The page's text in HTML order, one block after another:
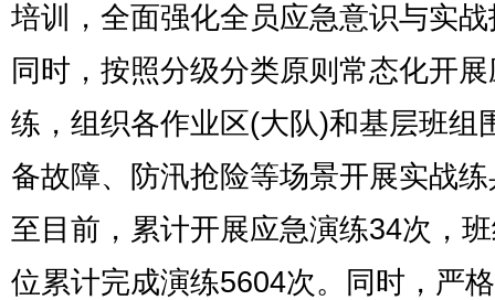
培训，全面强化全员应急意识与实
同时，按照分级分类原则常态化开
练，组织各作业区(大队)和基层班组
备故障、防汛抢险等场景开展实战
至目前，累计开展应急演练34次，
位累计完成演练5604次。同时，严